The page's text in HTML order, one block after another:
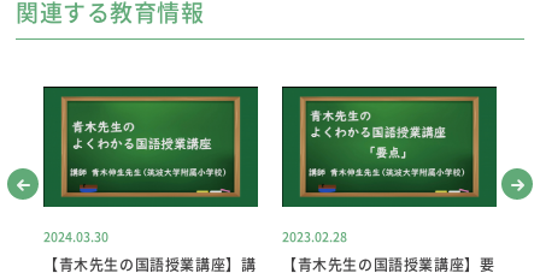
関連する教育情報
2024.03.30
【青木先生の国語授業講座】講
2023.02.28
【青木先生の国語授業講座】要